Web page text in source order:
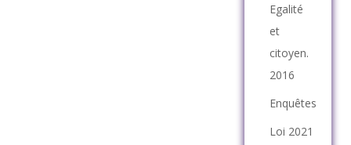
Egalité
et
citoyen.
2016
Enquêtes
Loi 2021